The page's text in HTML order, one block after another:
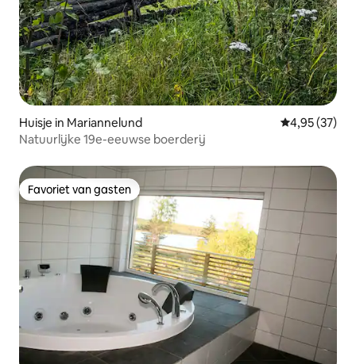
Huisje in Mariannelund Gemiddelde
4,95 (37)
Natuurlijke 19e-eeuwse boerderij
Favoriet van gasten
Favoriet van gasten